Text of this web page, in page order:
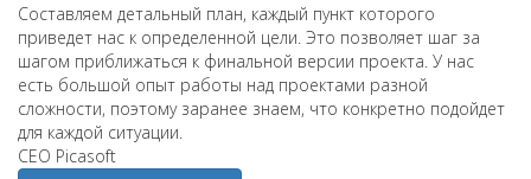
Составляем детальный план, каждый пункт которого
приведет нас к определенной цели. Это позволяет шаг за
шагом приближаться к финальной версии проекта. У нас
есть большой опыт работы над проектами разной
сложности, поэтому заранее знаем, что конкретно подойдет
для каждой ситуации.
СЕО Picasoft